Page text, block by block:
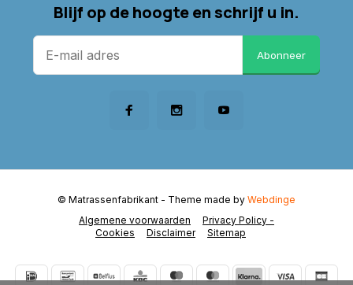
Blijf op de hoogte en schrijf u in.
Abonneer
Algemene voorwaarden
Privacy Policy -
Cookies
Disclaimer Sitemap
© Matrassenfabrikant - Theme made by Webdinge